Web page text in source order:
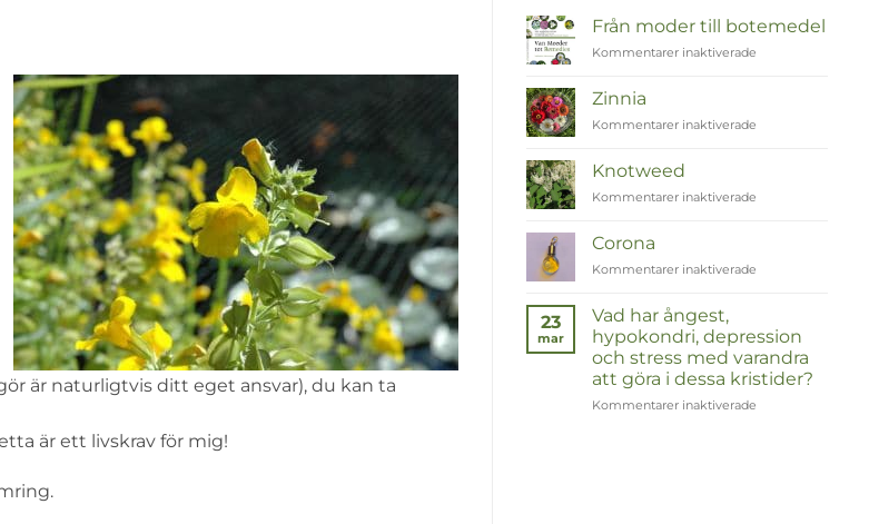
är naturligtvis ditt eget ansvar), du kan ta
är ett livskrav för mig!
Från moder till botemedel
Kommentarer inaktiverade
Zinnia
Kommentarer inaktiverade
Knotweed
Kommentarer inaktiverade
Corona
Kommentarer inaktiverade
23
mar
Vad har ångest,
hypokondri, depression
och stress med varandra
att göra i dessa kristider?
Kommentarer inaktiverade